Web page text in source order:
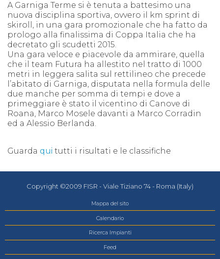
A Garniga Terme si è tenuta a battesimo una
nuova disciplina sportiva, ovvero il km sprint di
skiroll, in una gara promozionale che ha fatto da
prologo alla finalissima di Coppa Italia che ha
decretato gli scudetti 2015.
Una gara veloce e piacevole da ammirare, quella
che il team Futura ha allestito nel tratto di 1000
metri in leggera salita sul rettilineo che precede
l’abitato di Garniga, disputata nella formula delle
due manche per somma di tempi e dove a
primeggiare è stato il vicentino di Canove di
Roana, Marco Mosele davanti a Marco Corradin
ed a Alessio Berlanda.
Guarda qui tutti i risultati e le classifiche
Copyright ©2009 FISR - Viale Tiziano 74 - Roma (Italy)
Mappa del sito
Calendario
Ricerca Impianti
Feed